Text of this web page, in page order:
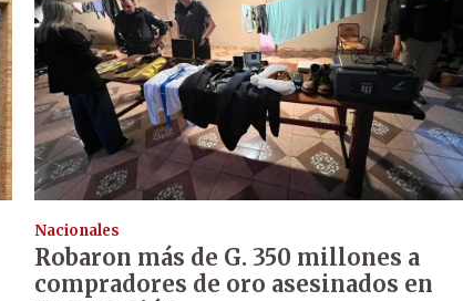
Nacionales
Robaron más de G. 350 millones a
compradores de oro asesinados en